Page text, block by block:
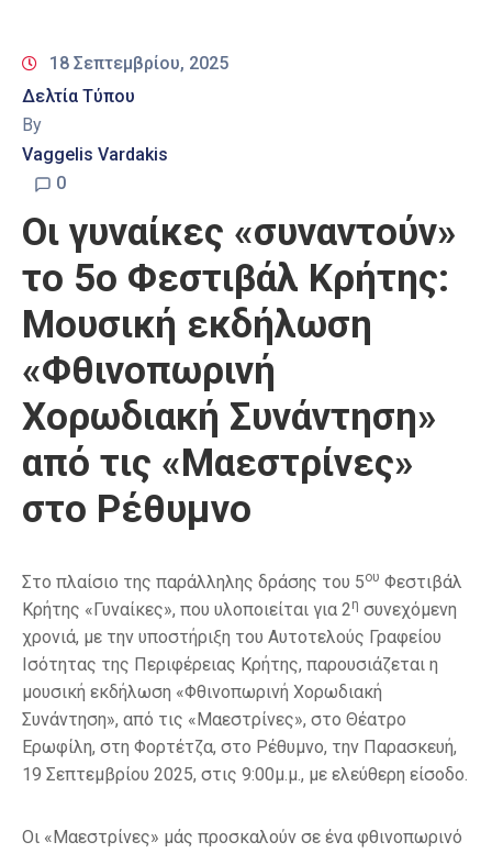
18 Σεπτεμβρίου, 2025
Δελτία Τύπου
By
Vaggelis Vardakis
0
Οι γυναίκες «συναντούν»
το 5ο Φεστιβάλ Κρήτης:
Μουσική εκδήλωση
«Φθινοπωρινή
Χορωδιακή Συνάντηση»
από τις «Μαεστρίνες»
στο Ρέθυμνο
Στο πλαίσιο της παράλληλης δράσης του 5ου Φεστιβάλ
Κρήτης «Γυναίκες», που υλοποιείται για 2η συνεχόμενη
χρονιά, με την υποστήριξη του Αυτοτελούς Γραφείου
Ισότητας της Περιφέρειας Κρήτης, παρουσιάζεται η
μουσική εκδήλωση «Φθινοπωρινή Χορωδιακή
Συνάντηση», από τις «Μαεστρίνες», στο Θέατρο
Ερωφίλη, στη Φορτέτζα, στο Ρέθυμνο, την Παρασκευή,
19 Σεπτεμβρίου 2025, στις 9:00μ.μ., με ελεύθερη είσοδο.
Οι «Μαεστρίνες» μάς προσκαλούν σε ένα φθινοπωρινό